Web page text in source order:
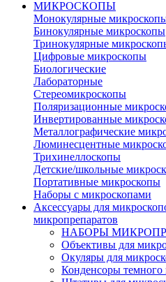
МИКРОСКОПЫ
Монокулярные
Бинокулярные микроскопы
Тринокулярные
Цифровые микроскопы
Биологические
Лабораторные
Стереомикроскопы
Поляризационные
Инвертированные
Металлографические
Люминесцентные
Трихинеллоскопы
Детские/школьные
Портативные микроскопы
Наборы с микроскопами
Аксессуары для
микропрепаратов
НАБОРЫ
Объективы для
Окуляры для
Конденсоры темного